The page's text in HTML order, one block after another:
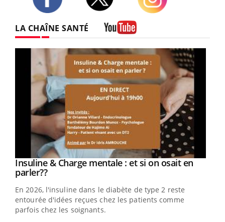
LA CHAÎNE SANTÉ
Youtube
Insuline & Charge mentale : et si on osait en
parler??Youtube
En 2026, l'insuline dans le diabète de type 2 reste
entourée d'idées reçues chez les patients comme
parfois chez les soignants.